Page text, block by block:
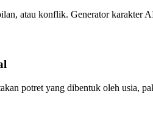
atau konflik. Generator karakter
potret yang dibentuk oleh usia,